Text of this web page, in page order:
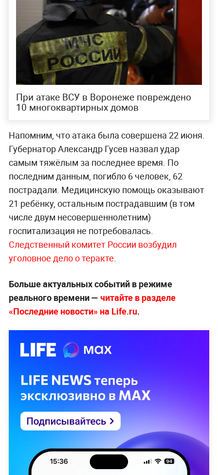
При атаке ВСУ в Воронеже повреждено
10 многоквартирных домов
Напомним, что атака была совершена 22 июня.
Губернатор Александр Гусев назвал удар
самым тяжёлым за последнее время. По
последним данным, погибло 6 человек, 62
пострадали. Медицинскую помощь оказывают
21 ребёнку, остальным пострадавшим (в том
числе двум несовершеннолетним)
госпитализация не потребовалась.
Следственный комитет России возбудил
уголовное дело о теракте.
Больше актуальных событий в режиме
реального времени — читайте в разделе
«Последние новости» на Life.ru.